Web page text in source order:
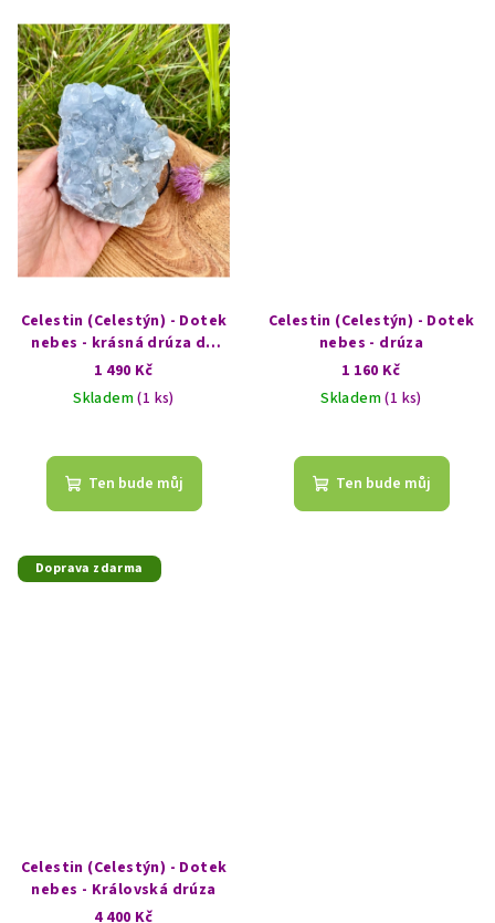
Celestin (Celestýn) - Dotek
nebes - krásná drúza do
dlaně
1 490 Kč
Skladem(1 ks)
Ten bude můj
Celestin (Celestýn) - Dotek
nebes - drúza
1 160 Kč
Skladem(1 ks)
Ten bude můj
Doprava zdarma
Celestin (Celestýn) - Dotek
nebes - Královská drúza
4 400 Kč